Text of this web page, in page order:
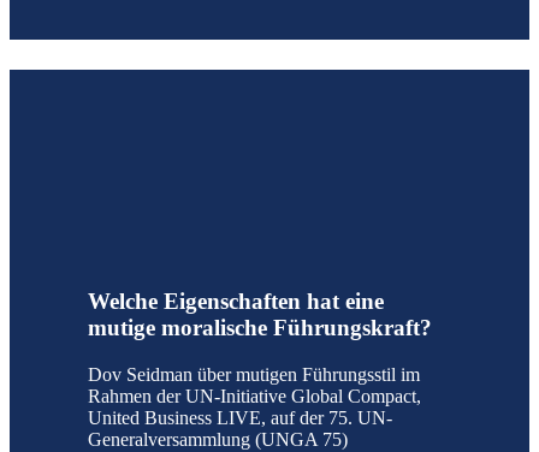
Welche Eigenschaften hat eine
mutige moralische Führungskraft?
Dov Seidman über mutigen Führungsstil im
Rahmen der UN-Initiative Global Compact,
United Business LIVE, auf der 75. UN-
Generalversammlung (UNGA 75)